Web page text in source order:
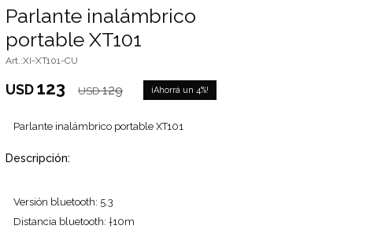
Parlante inalámbrico
portable XT101
XI-XT101-CU
USD123 USD 129 4
Parlante inalámbrico portable XT101
Descripción:
Versión bluetooth: 5.3
Distancia bluetooth: †10m